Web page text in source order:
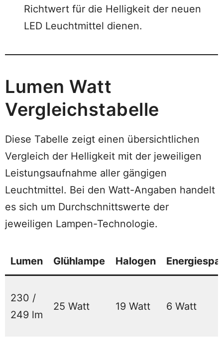
Richtwert für die Helligkeit der neuen
LED Leuchtmittel dienen.
Lumen Watt
Vergleichstabelle
Diese Tabelle zeigt einen übersichtlichen
Vergleich der Helligkeit mit der jeweiligen
Leistungsaufnahme aller gängigen
Leuchtmittel. Bei den Watt-Angaben handelt
es sich um Durchschnittswerte der
jeweiligen Lampen-Technologie.
Lumen Glühlampe Halogen
230 /
249 lm
25 Watt 19 Watt 6 Watt